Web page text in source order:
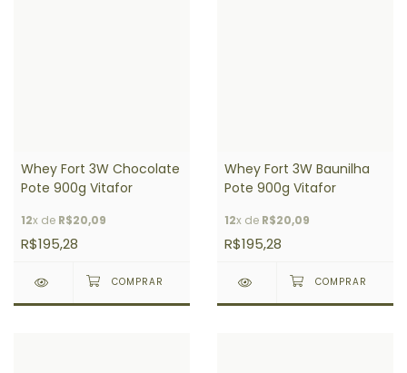
Whey Fort 3W Chocolate
Pote 900g Vitafor
12x de R$20,09
R$195,28
Whey Fort 3W Baunilha
Pote 900g Vitafor
12x de R$20,09
R$195,28